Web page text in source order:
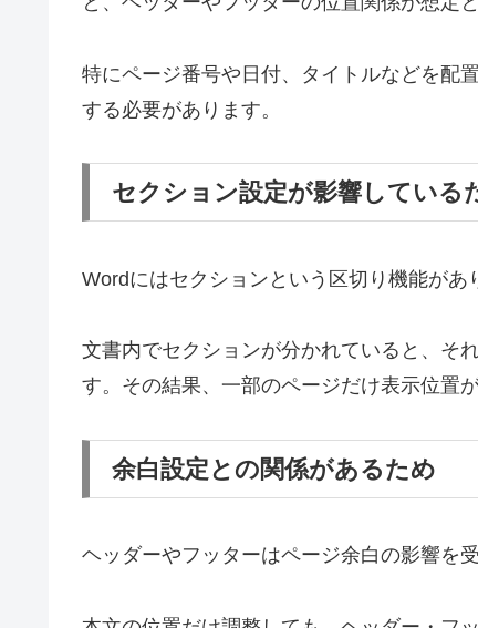
特にページ番号や日付、タイトルなどを配
する必要があります。
セクション設定が影響している
Wordにはセクションという区切り機能があ
文書内でセクションが分かれていると、そ
す。その結果、一部のページだけ表示位置
余白設定との関係があるため
ヘッダーやフッターはページ余白の影響を受